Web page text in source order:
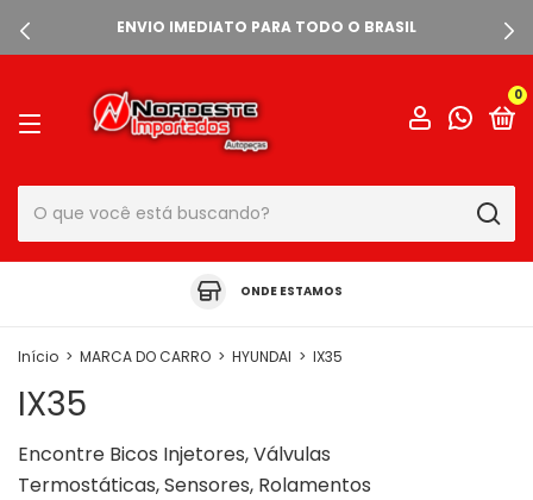
ENVIO IMEDIATO PARA TODO O BRASIL
0
ONDE ESTAMOS
Início > MARCA DO CARRO > HYUNDAI > IX35
IX35
Encontre Bicos Injetores, Válvulas
Termostáticas, Sensores, Rolamentos